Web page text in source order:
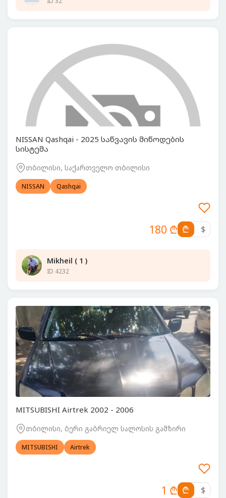
NISSAN Qashqai - 2025 საწვავის მიწოდების
სისტემა
თბილისი, საქართველო თბილისი
NISSAN Qashqai
180 ₾ ₾ $
Mikheil ( 1 )
ID 4232
MITSUBISHI Airtrek 2002 - 2006
თბილისი, ბერი გაბრიელ სალოსის გამზირი
MITSUBISHI Airtrek
1 ₾ ₾ $